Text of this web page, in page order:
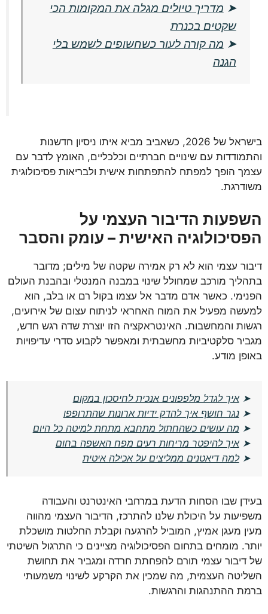
➤ מדריך טיולים מגלה את המקומות הכי
שקטים בכנרת
➤ מה קורה לעור כשחשופים לשמש בלי
הגנה
בישראל של 2026, כשאביב מביא איתו ניסיון חדשנות
והתמודדות עם שינויים חברתיים וכלכליים, האומץ לדבר עם
עצמך הופך למפתח להתפתחות אישית ולבריאות פסיכולוגית
משודרגת.
השפעות הדיבור העצמי על
הפסיכולוגיה האישית – עומק והסבר
דיבור עצמי הוא לא רק אמירה שקטה של מילים; מדובר
בתהליך מורכב שמחולל שינוי במבנה המנטלי ובהבנת העולם
הפנימי. כאשר אדם מדבר אל עצמו בקול רם או בלב, הוא
למעשה מפעיל את המוח האחראי לניתוח עצום של אירועים,
רגשות והמחשבות. האינטראקציה הזו יוצרת שדה רגש חדש,
מגביר סלקטיביות מחשבתית ומאפשר לקבוע סדרי עדיפויות
באופן מודע.
➤איך לגדל מלפפונים אנכית לחיסכון במקום
➤נגר חושף איך להדק ידיות ארונות שהתרופפו
➤ מה עושים כשהחתול מתחבא מתחת למיטה כל היום
➤איך להיפטר מריחות רעים מפח האשפה בחום
➤למה דיאטנים ממליצים על אכילה איטית
בעידן שבו הסחות הדעת במרחבי האינטרנט והעבודה
משפיעות על היכולת שלנו להתרכז, הדיבור העצמי מהווה
מעין מעגן אמיץ, המוביל להרגעה וקבלת החלטות מושכלת
יותר. מומחים בתחום הפסיכולוגיה מציינים כי התרגול השיטתי
של דיבור עצמי תורם להפחתת חרדה ומגביר את תחושת
השליטה העצמית, מה שמכין את הקרקע לשינוי משמעותי
ברמת ההתנהגות והרגשות.